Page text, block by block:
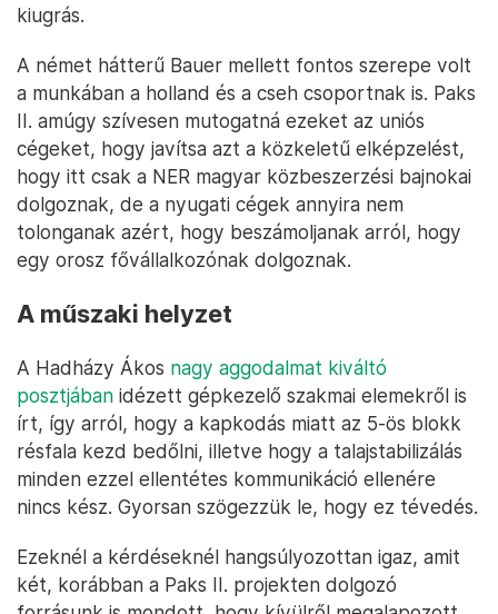
kiugrás.
A német hátterű Bauer mellett fontos szerepe volt
a munkában a holland és a cseh csoportnak is. Paks
II. amúgy szívesen mutogatná ezeket az uniós
cégeket, hogy javítsa azt a közkeletű elképzelést,
hogy itt csak a NER magyar közbeszerzési bajnokai
dolgoznak, de a nyugati cégek annyira nem
tolonganak azért, hogy beszámoljanak arról, hogy
egy orosz fővállalkozónak dolgoznak.
A műszaki helyzet
A Hadházy Ákos nagy aggodalmat kiváltó
posztjában idézett gépkezelő szakmai elemekről is
írt, így arról, hogy a kapkodás miatt az 5-ös blokk
résfala kezd bedőlni, illetve hogy a talajstabilizálás
minden ezzel ellentétes kommunikáció ellenére
nincs kész. Gyorsan szögezzük le, hogy ez tévedés.
Ezeknél a kérdéseknél hangsúlyozottan igaz, amit
két, korábban a Paks II. projekten dolgozó